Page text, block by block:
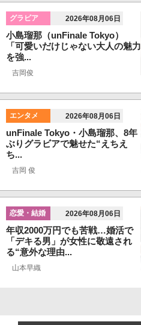
グラビア 2026年08月06日
小島瑠那（unFinale Tokyo）
「可愛いだけじゃない大人の魅力
を強...
吉岡俊
エンタメ 2026年08月06日
unFinale Tokyo・小島瑠那、8年
ぶりグラビアで魅せた“えちえ
ち...
吉岡 俊
恋愛・結婚 2026年08月06日
年収2000万円でも苦戦…婚活で
「デキる男」が女性に敬遠され
る“意外な理由...
山本早織